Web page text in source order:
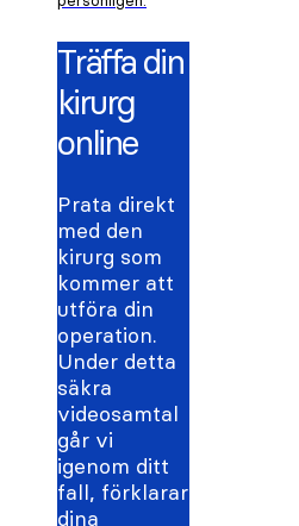
Träffa din
kirurg
online
Prata direkt
med den
kirurg som
kommer att
utföra din
operation.
Under detta
säkra
videosamtal
går vi
igenom ditt
fall, förklarar
dina